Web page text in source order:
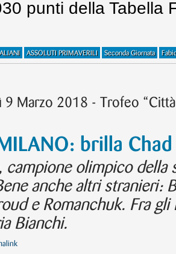
punti della Tabella
ASSOLUTI PRIMAVERILI Seconda Giornata
9 Marzo 2018 - Trofeo
brilla
campione olimpico della
anche altri stranieri:
e Romanchuk. Fra
Bianchi.